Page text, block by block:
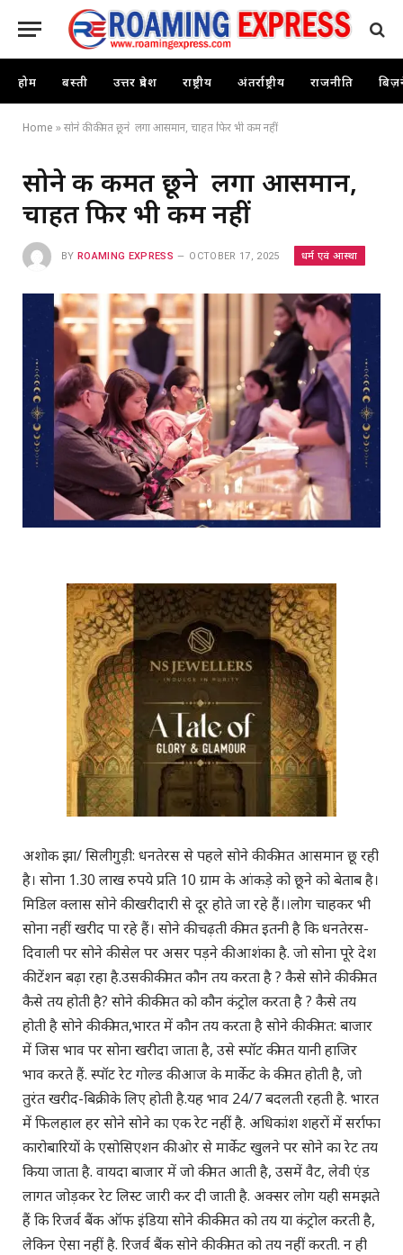
होम बस्ती उत्तर प्रदेश राष्ट्रीय अंतर्राष्ट्रीय राजनीति
Home »सोने की कीमत छूने लगा आसमान, चाहत फिर भी कम नहीं
सोने की कीमत छूने लगा आसमान,
चाहत फिर भी कम नहीं
BY ROAMING EXPRESS OCTOBER 17, 2025 धर्म एवं आस्था
अशोक झा/ सिलीगुड़ी: धनतेरस से पहले सोने की कीमत आसमान छू रही
है। सोना 1.30 लाख रुपये प्रति 10 ग्राम के आंकड़े को छूने को बेताब है।
मिडिल क्लास सोने की खरीदारी से दूर होते जा रहे हैं।।लोग चाहकर भी
सोना नहीं खरीद पा रहे हैं। सोने की चढ़ती कीमत इतनी है कि धनतेरस-
दिवाली पर सोने की सेल पर असर पड़ने की आशंका है. जो सोना पूरे देश
की टेंशन बढ़ा रहा है.उसकी कीमत कौन तय करता है ? कैसे सोने की कीमत
कैसे तय होती है? सोने की कीमत को कौन कंट्रोल करता है ? कैसे तय
होती है सोने की कीमत,भारत में कौन तय करता है सोने की कीमत: बाजार
में जिस भाव पर सोना खरीदा जाता है, उसे स्पॉट कीमत यानी हाजिर
भाव करते हैं. स्पॉट रेट गोल्ड की आज के मार्केट के कीमत होती है, जो
तुरंत खरीद-बिक्री के लिए होती है.यह भाव 24/7 बदलती रहती है. भारत
में फिलहाल हर सोने सोने का एक रेट नहीं है. अधिकांश शहरों में सर्राफा
कारोबारियों के एसोसिएशन की ओर से मार्केट खुलने पर सोने का रेट तय
किया जाता है. वायदा बाजार में जो कीमत आती है, उसमें वैट, लेवी एंड
लागत जोड़कर रेट लिस्ट जारी कर दी जाती है. अक्सर लोग यही समझते
हैं कि रिजर्व बैंक ऑफ इंडिया सोने की कीमत को तय या कंट्रोल करती है,
लेकिन ऐसा नहीं है. रिजर्व बैंक सोने की कीमत को तय नहीं करती. न ही